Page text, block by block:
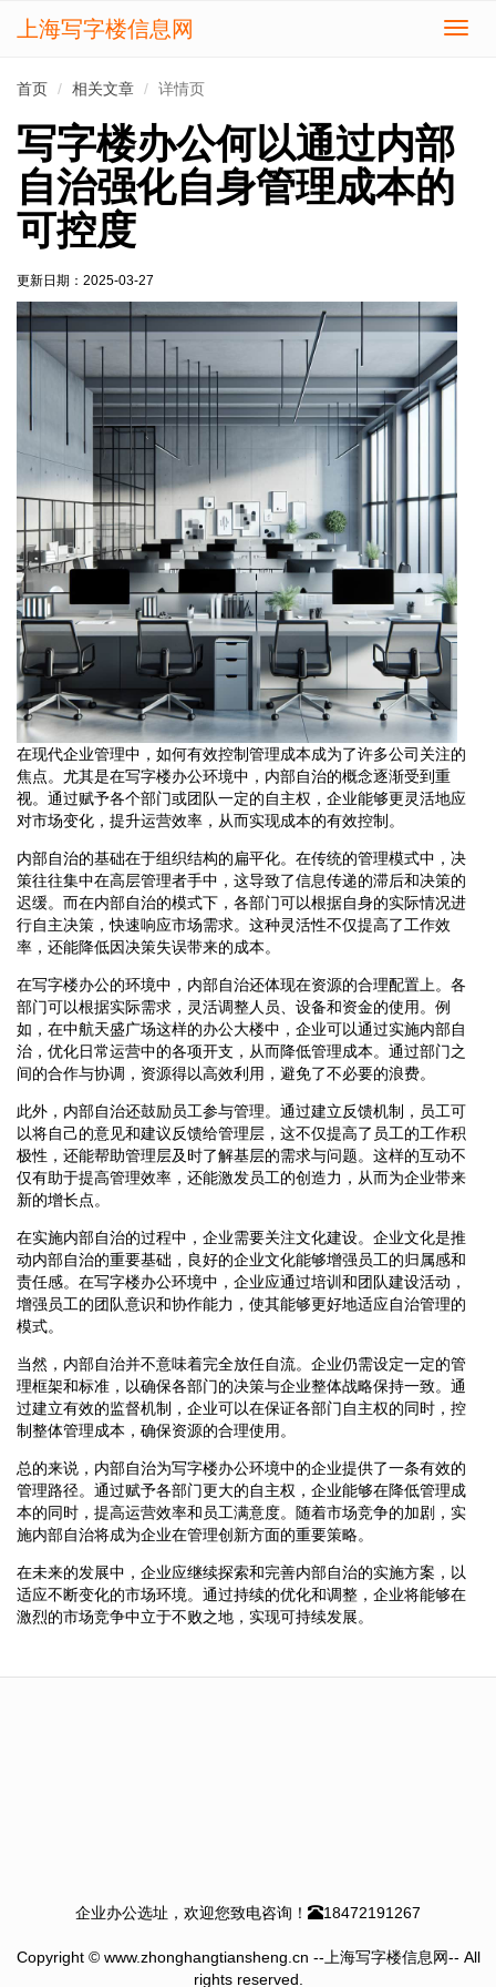
切
上海写字楼信息网
首页 相关文章 详情页
写字楼办公何以通过内部
自治强化自身管理成本的
可控度
更新日期： 2025-03-27
在现代企业管理中，如何有效控制管理成本成为了许多公司关注的
焦点。尤其是在写字楼办公环境中，内部自治的概念逐渐受到重
视。通过赋予各个部门或团队一定的自主权，企业能够更灵活地应
对市场变化，提升运营效率，从而实现成本的有效控制。
内部自治的基础在于组织结构的扁平化。在传统的管理模式中，决
策往往集中在高层管理者手中，这导致了信息传递的滞后和决策的
迟缓。而在内部自治的模式下，各部门可以根据自身的实际情况进
行自主决策，快速响应市场需求。这种灵活性不仅提高了工作效
率，还能降低因决策失误带来的成本。
在写字楼办公的环境中，内部自治还体现在资源的合理配置上。各
部门可以根据实际需求，灵活调整人员、设备和资金的使用。例
如，在中航天盛广场这样的办公大楼中，企业可以通过实施内部自
治，优化日常运营中的各项开支，从而降低管理成本。通过部门之
间的合作与协调，资源得以高效利用，避免了不必要的浪费。
此外，内部自治还鼓励员工参与管理。通过建立反馈机制，员工可
以将自己的意见和建议反馈给管理层，这不仅提高了员工的工作积
极性，还能帮助管理层及时了解基层的需求与问题。这样的互动不
仅有助于提高管理效率，还能激发员工的创造力，从而为企业带来
新的增长点。
在实施内部自治的过程中，企业需要关注文化建设。企业文化是推
动内部自治的重要基础，良好的企业文化能够增强员工的归属感和
责任感。在写字楼办公环境中，企业应通过培训和团队建设活动，
增强员工的团队意识和协作能力，使其能够更好地适应自治管理的
模式。
当然，内部自治并不意味着完全放任自流。企业仍需设定一定的管
理框架和标准，以确保各部门的决策与企业整体战略保持一致。通
过建立有效的监督机制，企业可以在保证各部门自主权的同时，控
制整体管理成本，确保资源的合理使用。
总的来说，内部自治为写字楼办公环境中的企业提供了一条有效的
管理路径。通过赋予各部门更大的自主权，企业能够在降低管理成
本的同时，提高运营效率和员工满意度。随着市场竞争的加剧，实
施内部自治将成为企业在管理创新方面的重要策略。
在未来的发展中，企业应继续探索和完善内部自治的实施方案，以
适应不断变化的市场环境。通过持续的优化和调整，企业将能够在
激烈的市场竞争中立于不败之地，实现可持续发展。
企业办公选址，欢迎您致电咨询！ 18472191267
Copyright © www.zhonghangtiansheng.cn --上海写字楼信息网-- All
rights reserved.